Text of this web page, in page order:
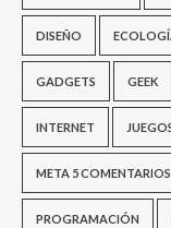
DISEÑO
GADGETS GEEK
INTERNET
META 5 COMENTARIOS
PROGRAMACIÓN